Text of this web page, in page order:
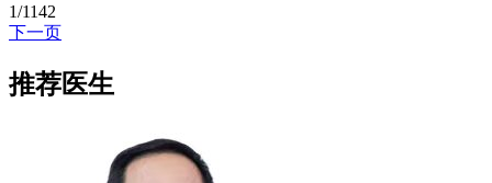
1/1142
下一页
推荐医生